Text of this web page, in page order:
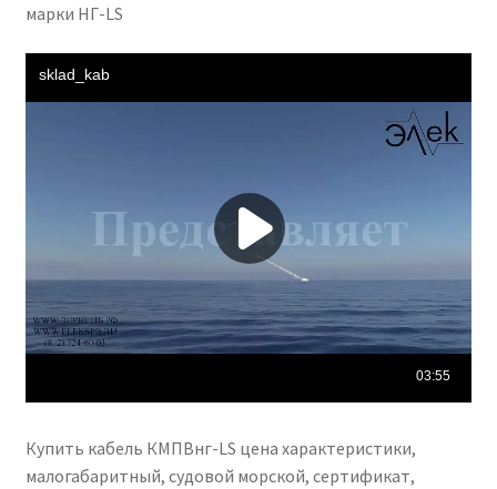
марки НГ-LS
Купить кабель КМПВнг-LS цена характеристики,
малогабаритный, судовой морской, сертификат,